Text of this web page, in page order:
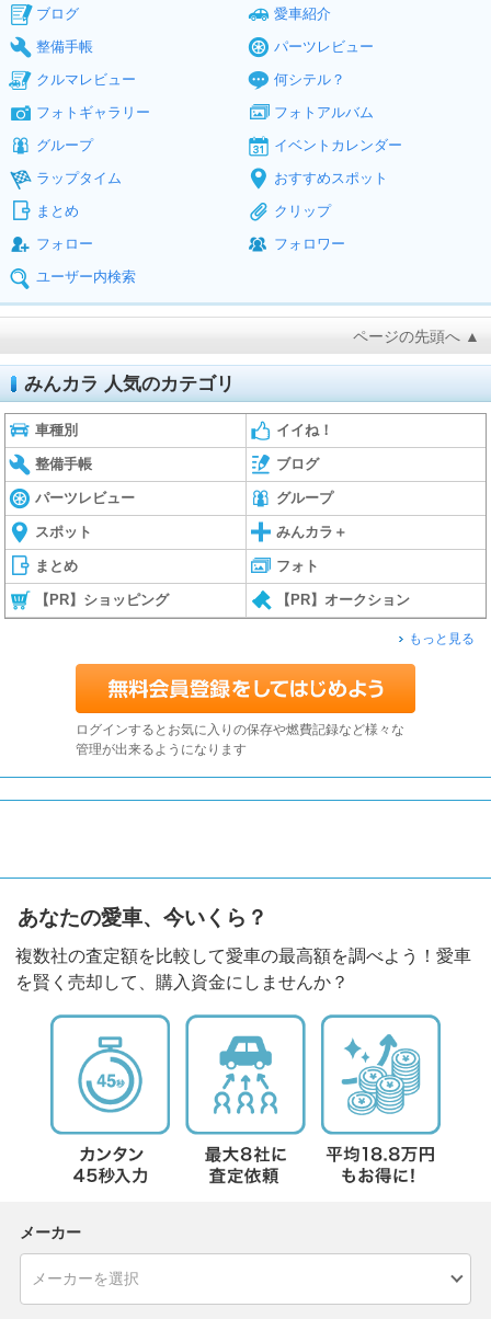
ブログ
愛車紹介
整備手帳
パーツレビュー
クルマレビュー
何シテル？
フォトギャラリー
フォトアルバム
グループ
イベントカレンダー
ラップタイム
おすすめスポット
まとめ
クリップ
フォロー
フォロワー
ユーザー内検索
ページの先頭へ ▲
みんカラ 人気のカテゴリ
車種別 イイね！
整備手帳 ブログ
パーツレビュー グループ
スポット みんカラ＋
まとめ フォト
【PR】ショッピング 【PR】オークション
もっと見る
ログインするとお気に入りの保存や燃費記録など様々な
管理が出来るようになります
あなたの愛車、今いくら？
複数社の査定額を比較して愛車の最高額を調べよう！愛車
を賢く売却して、購入資金にしませんか？
メーカー